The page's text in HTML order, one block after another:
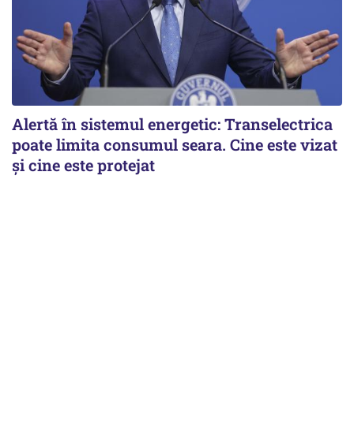
Alertă în sistemul energetic: Transelectrica
poate limita consumul seara. Cine este vizat
și cine este protejat